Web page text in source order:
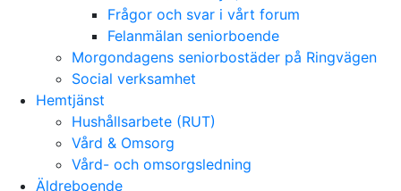
Frågor och svar i vårt forum
Felanmälan seniorboende
Morgondagens seniorbostäder på Ringvägen
Social verksamhet
Hemtjänst
Hushållsarbete (RUT)
Vård & Omsorg
Vård- och omsorgsledning
Äldreboende